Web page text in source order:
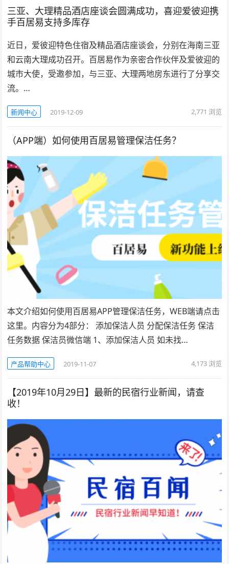
三亚、大理精品酒店座谈会圆满成功，喜迎爱彼迎携
手百居易支持多库存
近日，爱彼迎特色住宿及精品酒店座谈会，分别在海南三亚
和云南大理成功召开。百居易作为亲密合作伙伴及爱彼迎的
城市大使，受邀参加，与三亚、大理两地房东进行了分享交
流。…
新闻中心 2019-12-09 2,771 浏览
（APP端）如何使用百居易管理保洁任务？
本文介绍如何使用百居易APP管理保洁任务，WEB端请点击
这里。内容分为4部分： 添加保洁人员 分配保洁任务 保洁
任务数据 保洁员微信端 1、添加保洁人员 如未找…
产品帮助中心 2019-11-07 4,173浏览
【2019年10月29日】最新的民宿行业新闻，请查
收！